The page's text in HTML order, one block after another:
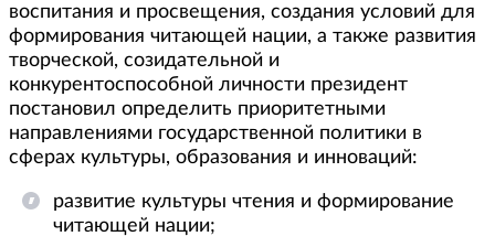
воспитания и просвещения, создания условий для
формирования читающей нации, а также развития
творческой, созидательной и
конкурентоспособной личности президент
постановил определить приоритетными
направлениями государственной политики в
сферах культуры, образования и инноваций:
развитие культуры чтения и формирование
читающей нации;